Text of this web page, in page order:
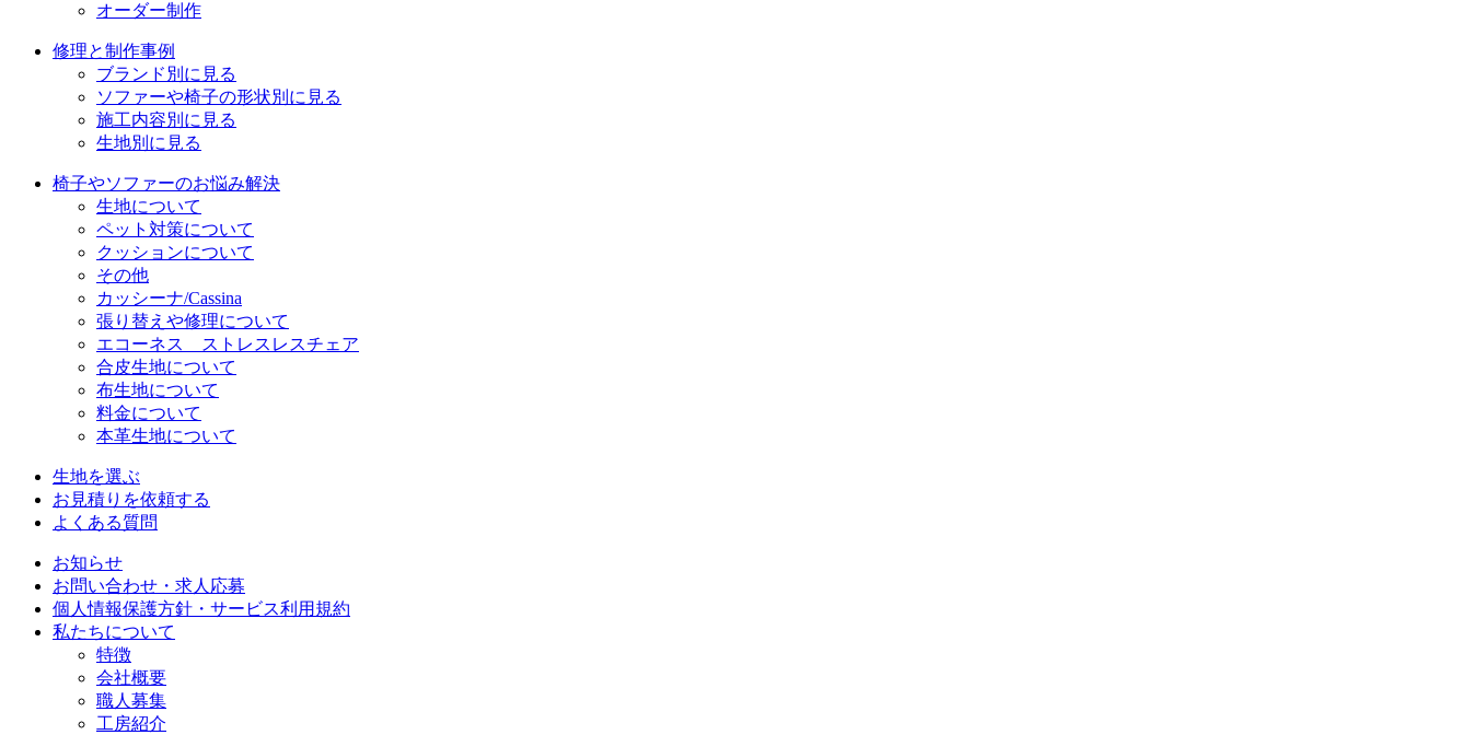
オーダー制作
修理と制作事例
ブランド別に見る
ソファーや椅子の形状別に見る
施工内容別に見る
生地別に見る
椅子やソファーのお悩み解決
生地について
ペット対策について
クッションについて
その他
カッシーナ/Cassina
張り替えや修理について
エコーネス ストレスレスチェア
合皮生地について
布生地について
料金について
本革生地について
生地を選ぶ
お見積りを依頼する
よくある質問
お知らせ
お問い合わせ・求人応募
個人情報保護方針・サービス利用規約
私たちについて
特徴
会社概要
職人募集
工房紹介